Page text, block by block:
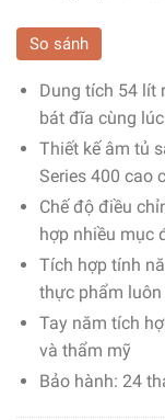
So sánh
Dung tích 54 lít
bát đĩa cùng lúc
Thiết kế âm tủ
Series 400 cao
Chế độ điều
hợp nhiều mục
Tích hợp tính
thực phẩm luôn
Tay năm tích
và thẩm mỹ
Bảo hành: 24